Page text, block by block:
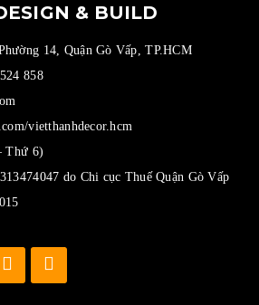
& BUILD
14, Quận Gò Vấp, TP.HCM
858
vietthanhdecor.hcm
Thứ 6)
do Chi cục Thuế Quận Gò Vấp